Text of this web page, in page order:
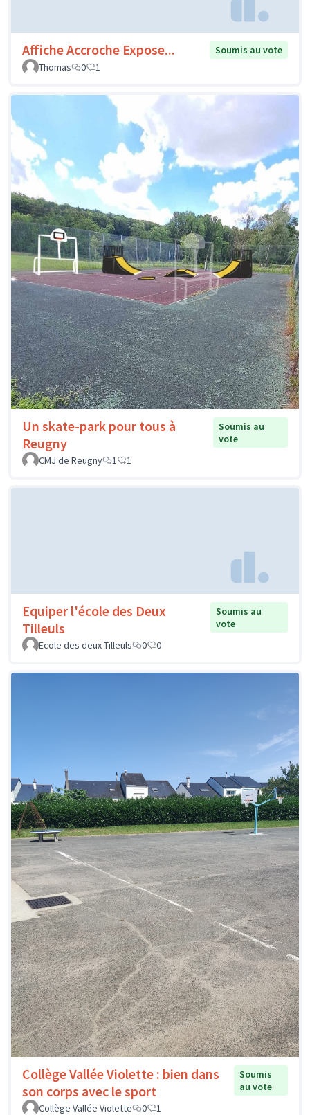
Affiche Accroche Expose...
Soumis au vote
Thomas
0 1
Un skate-park pour tous à
Reugny
Soumis au
vote
CMJ de Reugny
1 1
Equiper l'école des Deux
Tilleuls
Soumis au
vote
Ecole des deux Tilleuls
0 0
Collège Vallée Violette : bien dans
son corps avec le sport
Soumis
au vote
Collège Vallée Violette
0 1